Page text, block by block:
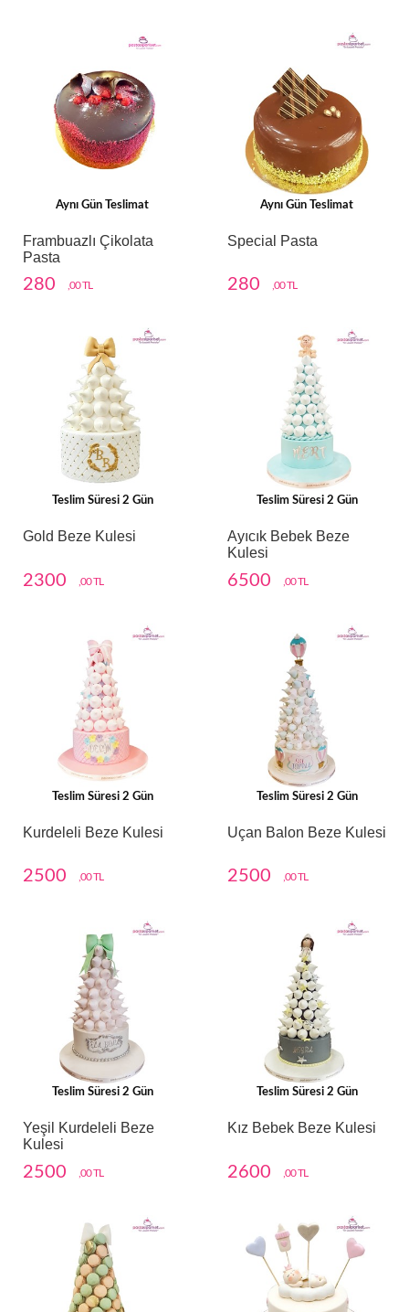
Aynı Gün Teslimat
Frambuazlı Çikolata
Pasta
280 ,00 TL
Aynı Gün Teslimat
Special Pasta
280 ,00 TL
Teslim Süresi 2 Gün
Gold Beze Kulesi
2300 ,00 TL
Teslim Süresi 2 Gün
Ayıcık Bebek Beze
Kulesi
6500 ,00 TL
Teslim Süresi 2 Gün
Kurdeleli Beze Kulesi
2500 ,00 TL
Teslim Süresi 2 Gün
Uçan Balon Beze Kulesi
2500 ,00 TL
Teslim Süresi 2 Gün
Yeşil Kurdeleli Beze
Kulesi
2500 ,00 TL
Teslim Süresi 2 Gün
Kız Bebek Beze Kulesi
2600 ,00 TL